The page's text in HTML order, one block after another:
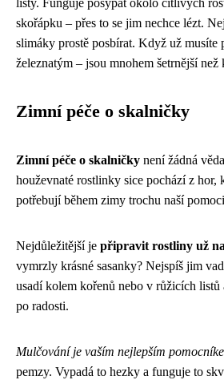
listy. Funguje posypat okolo citlivých
skořápku – přes to se jim nechce lézt.
slimáky prostě posbírat. Když už musíte
železnatým – jsou mnohem šetrnější než
Zimní péče o skalničky
Zimní péče o skalničky není žádná
houževnaté rostlinky sice pochází z
potřebují během zimy trochu naší
Nejdůležitější je připravit rostliny už
vymrzly krásné sasanky? Nejspíš jim
usadí kolem kořenů nebo v růžicích
po radosti.
Mulčování je vaším nejlepším
pemzy. Vypadá to hezky a funguje to